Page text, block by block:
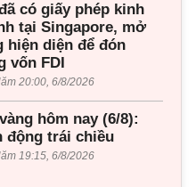
có giấy phép kinh
tại Singapore, mở
hiện diện để đón
vốn FDI
20:00, 6/8/2026
hôm nay (6/8):
động trái chiều
19:15, 6/8/2026